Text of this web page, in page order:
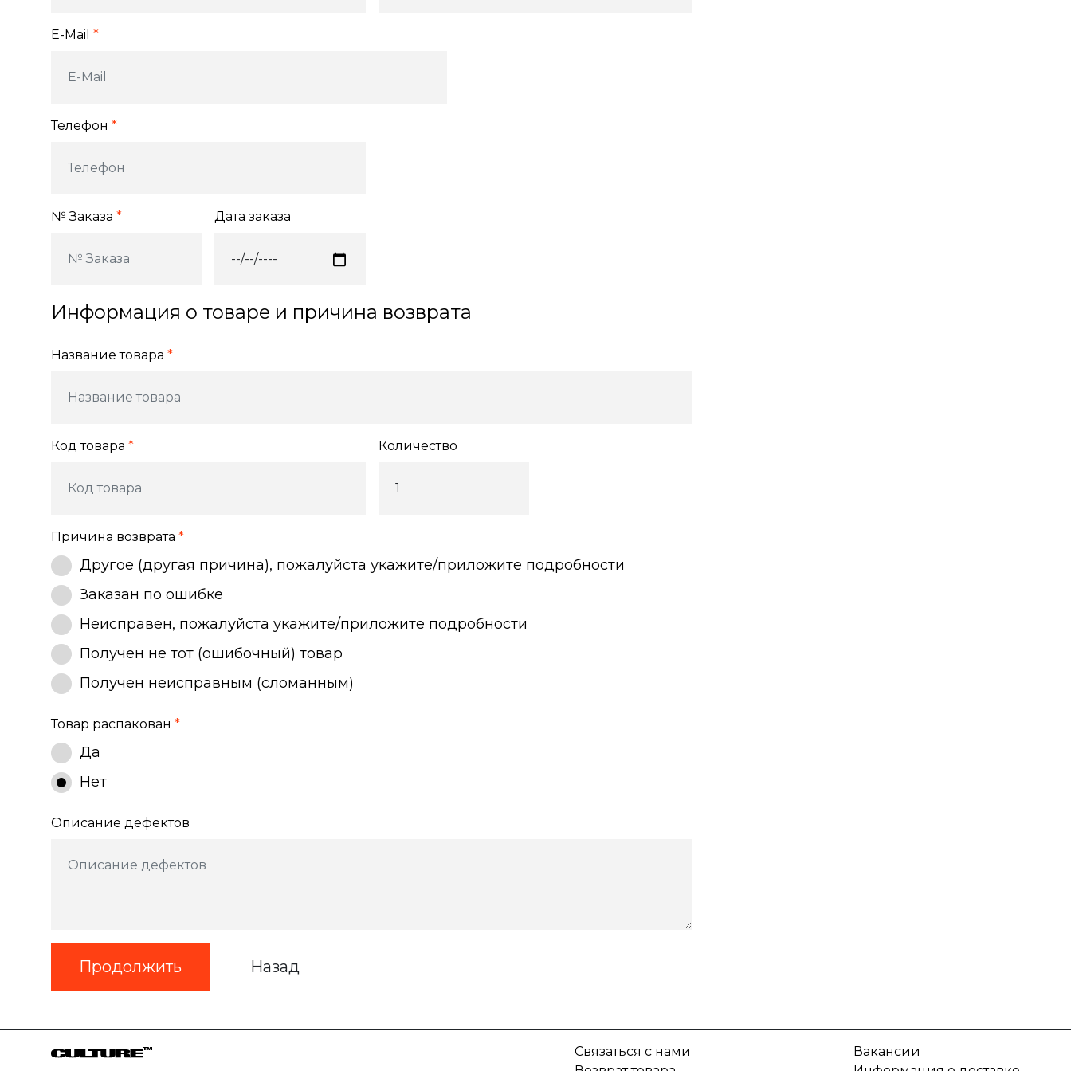
E-Mail *
Телефон *
№ Заказа * Дата заказа
Информация о товаре и причина возврата
Название товара *
Код товара * Количество
Причина возврата *
Другое (другая причина), пожалуйста укажите/приложите подробности
Заказан по ошибке
Неисправен, пожалуйста укажите/приложите подробности
Получен не тот (ошибочный) товар
Получен неисправным (сломанным)
Товар распакован *
Да
Нет
Описание дефектов
Назад
Связаться с нами
Вакансии